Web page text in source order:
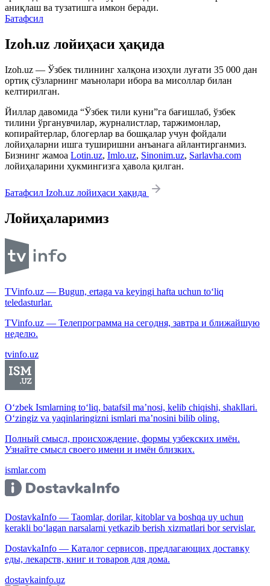
аниқлаш ва тузатишга имкон беради.
Батафсил
Izoh.uz лойиҳаси ҳақида
Izoh.uz — Ўзбек тилининг халқона изоҳли луғати 35 000 дан
ортиқ сўзларнинг маънолари ибора ва мисоллар билан
келтирилган.
Йиллар давомида “Ўзбек тили куни”га бағишлаб, ўзбек
тилини ўрганувчилар, журналистлар, таржимонлар,
копирайтерлар, блогерлар ва бошқалар учун фойдали
лойиҳаларни ишга туширишни анъанага айлантирганмиз.
Бизнинг жамоа Lotin.uz, Imlo.uz, Sinonim.uz, Sarlavha.com
лойиҳаларини ҳукмингизга ҳавола қилган.
Батафсил Izoh.uz лойиҳаси ҳақида
Лойиҳаларимиз
TVinfo.uz — Bugun, ertaga va keyingi hafta uchun to‘liq
teledasturlar.
TVinfo.uz — Телепрограмма на сегодня, завтра и ближайшую
неделю.
tvinfo.uz
O‘zbek Ismlarning to‘liq, batafsil ma’nosi, kelib chiqishi, shakllari.
O‘zingiz va yaqinlaringizni ismlari ma’nosini bilib oling.
Полный смысл, происхождение, формы узбекских имён.
Узнайте смысл своего имени и имён близких.
ismlar.com
DostavkaInfo — Taomlar, dorilar, kitoblar va boshqa uy uchun
kerakli bo‘lagan narsalarni yetkazib berish xizmatlari bor servislar.
DostavkaInfo — Каталог сервисов, предлагающих доставку
еды, лекарств, книг и товаров для дома.
dostavkainfo.uz